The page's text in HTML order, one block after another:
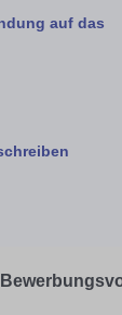
auf das